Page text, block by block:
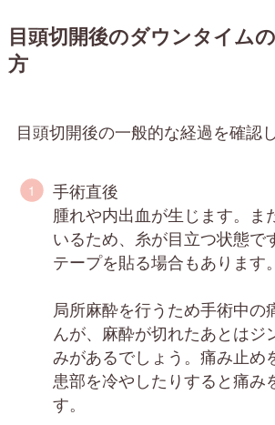
目頭切開後のダウンタイム
方
目頭切開後の一般的な経過を確認
手術直後
腫れや内出血が生じます。ま
いるため、糸が目立つ状態で
テープを貼る場合もあります。
局所麻酔を行うため手術中の
んが、麻酔が切れたあとはジ
みがあるでしょう。痛み止め
患部を冷やしたりすると痛み
す。